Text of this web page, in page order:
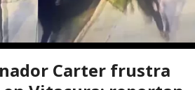
Carter frustra